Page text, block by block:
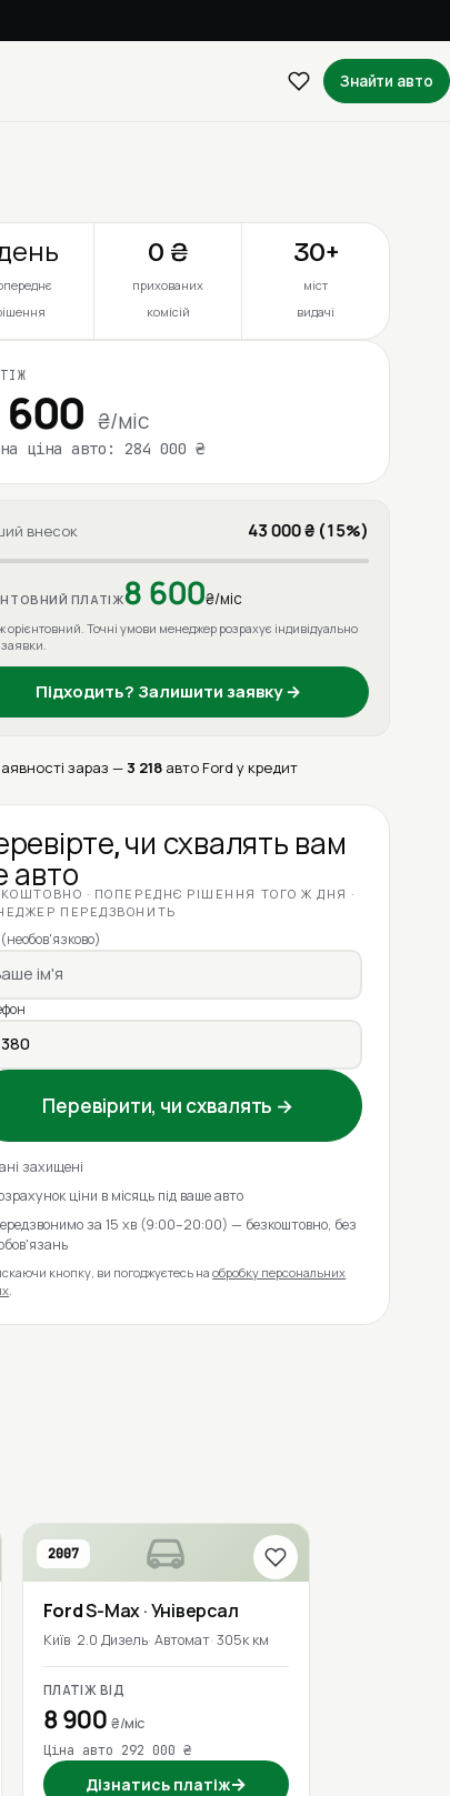
Знайти авто
0 ₴
прихованих
комісій
30+
міст
видачі
600 ₴/міс
ціна авто: 284 000 ₴
внесок 43 000 ₴ (15%)
ПЛАТІЖ8 600₴/міс
орієнтовний. Точні умови менеджер розрахує індивідуально
Підходить? Залишити заявку →
зараз — 3 218 авто Ford у кредит
чи схвалять вам
авто
· ПОПЕРЕДНЄ РІШЕННЯ ТОГО Ж ДНЯ ·
ПЕРЕДЗВОНИТЬ
(необов'язково)
Перевірити, чи схвалять →
захищені
ціни в місяць під ваше авто
за 15 хв (9:00–20:00) — безкоштовно, без
кнопку, ви погоджуєтесь наобробку персональних
2007
FordS-Max· Універсал
Київ 2.0 Дизель Автомат 305к км
ПЛАТІЖ ВІД
8 900 ₴/міс
Ціна авто 292 000 ₴
Дізнатись платіж→